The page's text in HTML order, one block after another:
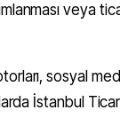
veya
sosyal
İstanbul